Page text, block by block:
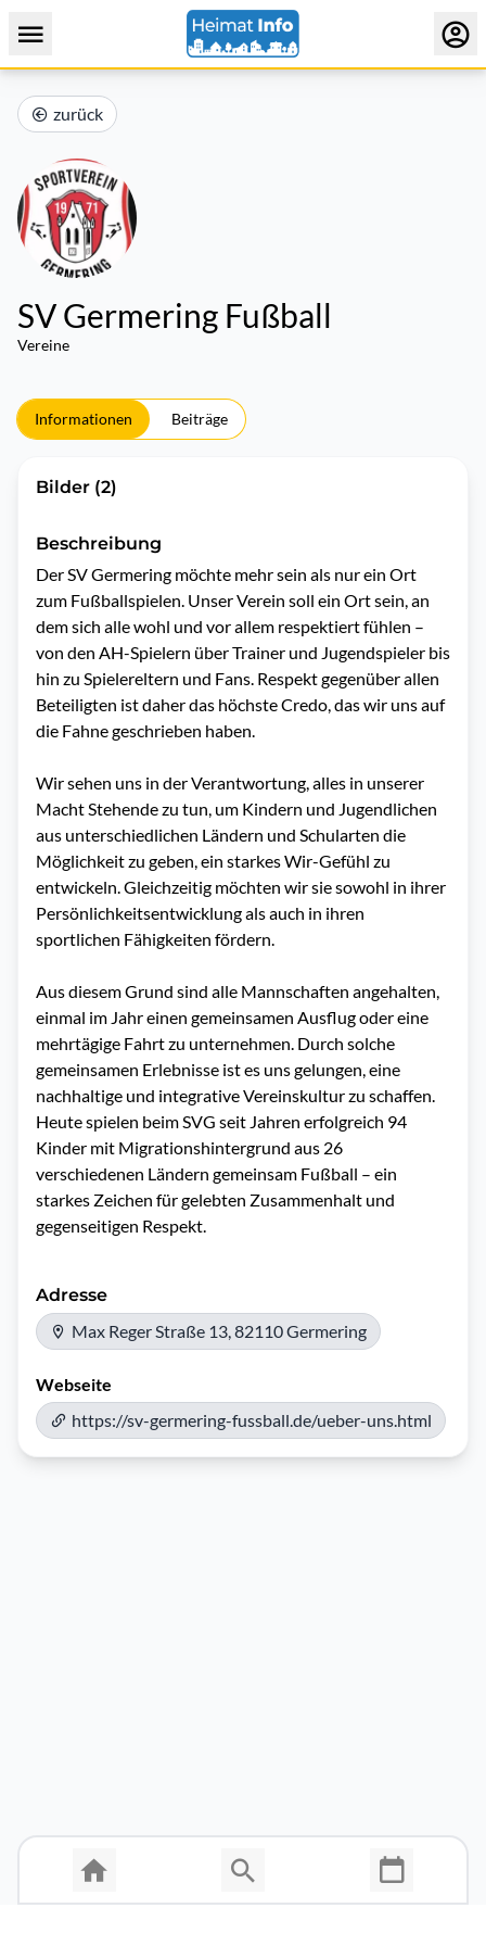
zurück
SV Germering Fußball
Vereine
Informationen Beiträge
Bilder (2)
Beschreibung
Der SV Germering möchte mehr sein als nur ein Ort
zum Fußballspielen. Unser Verein soll ein Ort sein, an
dem sich alle wohl und vor allem respektiert fühlen –
von den AH-Spielern über Trainer und Jugendspieler bis
hin zu Spielereltern und Fans. Respekt gegenüber allen
Beteiligten ist daher das höchste Credo, das wir uns auf
die Fahne geschrieben haben.
Wir sehen uns in der Verantwortung, alles in unserer
Macht Stehende zu tun, um Kindern und Jugendlichen
aus unterschiedlichen Ländern und Schularten die
Möglichkeit zu geben, ein starkes Wir-Gefühl zu
entwickeln. Gleichzeitig möchten wir sie sowohl in ihrer
Persönlichkeitsentwicklung als auch in ihren
sportlichen Fähigkeiten fördern.
Aus diesem Grund sind alle Mannschaften angehalten,
einmal im Jahr einen gemeinsamen Ausflug oder eine
mehrtägige Fahrt zu unternehmen. Durch solche
gemeinsamen Erlebnisse ist es uns gelungen, eine
nachhaltige und integrative Vereinskultur zu schaffen.
Heute spielen beim SVG seit Jahren erfolgreich 94
Kinder mit Migrationshintergrund aus 26
verschiedenen Ländern gemeinsam Fußball – ein
starkes Zeichen für gelebten Zusammenhalt und
gegenseitigen Respekt.
Adresse
Max Reger Straße 13, 82110 Germering
Webseite
https://sv-germering-fussball.de/ueber-uns.html